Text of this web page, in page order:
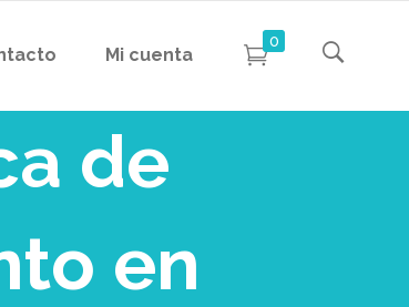
Mi cuenta
0
de
en